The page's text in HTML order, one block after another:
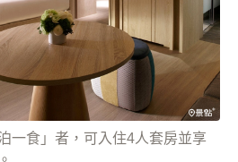
一食」者，可入住4人套房並享